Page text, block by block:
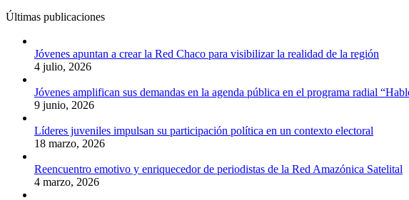
Últimas publicaciones
Jóvenes apuntan a crear la Red Chaco para visibilizar la realidad de la región
4 julio, 2026
Jóvenes amplifican sus demandas en la agenda pública en el programa radial
9 junio, 2026
Líderes juveniles impulsan su participación política en un contexto electoral
18 marzo, 2026
Reencuentro emotivo y enriquecedor de periodistas de la Red Amazónica Satelital
4 marzo, 2026